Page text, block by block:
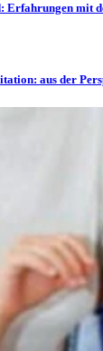
Erfahrungen mit
aus der